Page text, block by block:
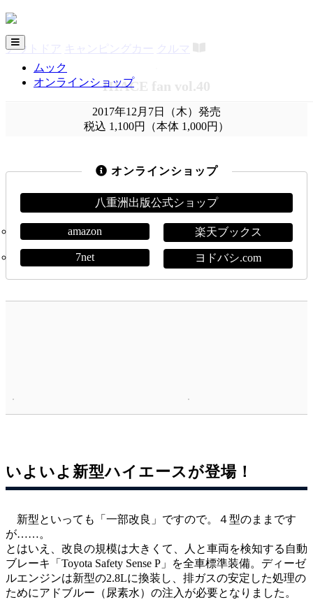
ムック
オンラインショップ
アウトドア キャンピングカー クルマ
HIACE fan vol.40
2017年12月7日（木）発売
税込 1,100円（本体 1,000円）
オンラインショップ
八重洲出版公式ショップ
amazon 楽天ブックス
7net ヨドバシ.com
いよいよ新型ハイエースが登場！
新型といっても「一部改良」ですので。４型のままです
が……。
とはいえ、改良の規模は大きくて、人と車両を検知する自動
ブレーキ「Toyota Safety Sense P」を全車標準装備。ディーゼ
ルエンジンは新型の2.8Lに換装し、排ガスの安定した処理の
ためにアドブルー（尿素水）の注入が必要となりました。